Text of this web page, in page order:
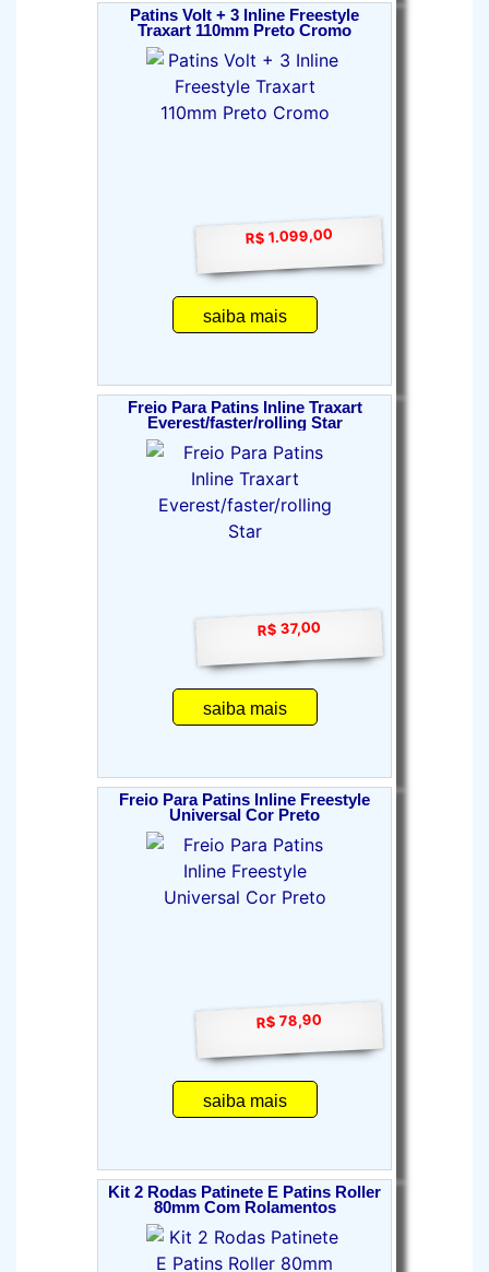
Patins Volt + 3 Inline Freestyle
Traxart 110mm Preto Cromo
R$ 1.099,00
saiba mais
Freio Para Patins Inline Traxart
Everest/faster/rolling Star
R$ 37,00
saiba mais
Freio Para Patins Inline Freestyle
Universal Cor Preto
R$ 78,90
saiba mais
Kit 2 Rodas Patinete E Patins Roller
80mm Com Rolamentos